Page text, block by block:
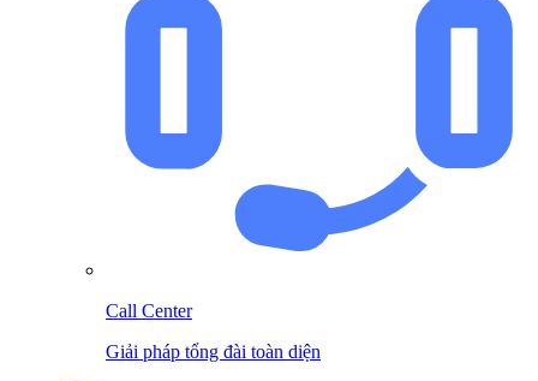
Call Center
Giải pháp tổng đài toàn diện